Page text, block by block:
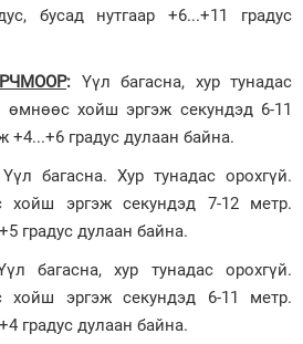
бусад нутгаар +6...+11 градус
: Үүл багасна, хур тунадас
өмнөөс хойш эргэж секундэд 6-11
+4...+6 градус дулаан байна.
багасна. Хур тунадас орохгүй.
хойш эргэж секундэд 7-12 метр.
градус дулаан байна.
багасна, хур тунадас орохгүй.
хойш эргэж секундэд 6-11 метр.
градус дулаан байна.